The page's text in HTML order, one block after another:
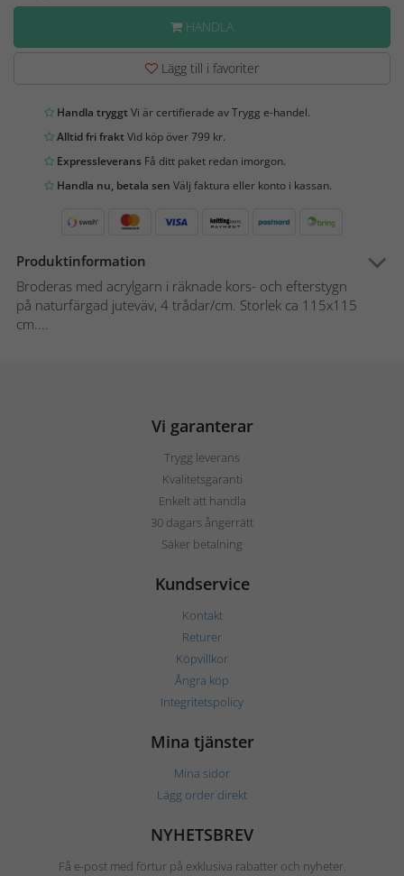
HANDLA
Lägg till i favoriter
Handla tryggtVi är certifierade av Trygg e-handel.
Alltid fri fraktVid köp över 799 kr.
Expressleverans Få ditt paket redan imorgon.
Handla nu, betala sen Välj faktura eller konto i kassan.
Produktinformation
Broderas med acrylgarn i räknade kors- och efterstygn
på naturfärgad juteväv, 4 trådar/cm. Storlek ca 115x115
cm....
Vi garanterar
Trygg leverans
Kvalitetsgaranti
Enkelt att handla
30 dagars ångerrätt
Säker betalning
Kundservice
Kontakt
Returer
Köpvillkor
Ångra köp
Integritetspolicy
Mina tjänster
Mina sidor
Lägg order direkt
NYHETSBREV
Få e-post med förtur på exklusiva rabatter och nyheter.